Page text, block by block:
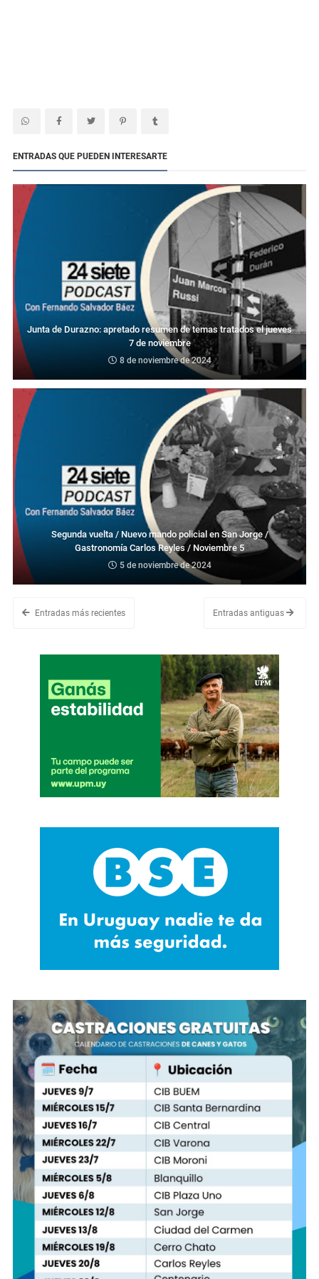
ENTRADAS QUE PUEDEN INTERESARTE
Junta de Durazno: apretado resumen de temas tratados el jueves
7 de noviembre
8 de noviembre de 2024
Segunda vuelta / Nuevo mando policial en San Jorge /
Gastronomía Carlos Reyles / Noviembre 5
5 de noviembre de 2024
Entradas más recientes Entradas antiguas